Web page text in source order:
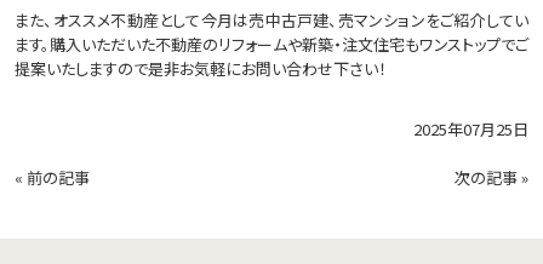
また、オススメ不動産として今月は売中古戸建、売マンションをご紹介してい
ます。購入いただいた不動産のリフォームや新築・注文住宅もワンストップでご
提案いたしますので是非お気軽にお問い合わせ下さい！
2025年07月25日
« 前の記事 次の記事»